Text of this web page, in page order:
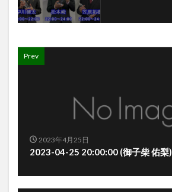
Prev
2023年4月25日
2023-04-25 20:00:00 (御子柴 佑梨)